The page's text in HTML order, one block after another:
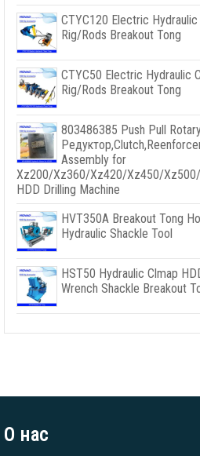
CTYC120 Electric
Rig/Rods Breakout Tong
CTYC50 Electric Hydraulic
Rig/Rods Breakout Tong
803486385 Push Pull
Редуктор,Clutch,
Assembly for
Xz200/Xz360/Xz420/Xz450/
HDD Drilling Machine
HVT350A Breakout Tong
Hydraulic Shackle Tool
HST50 Hydraulic Clmap
Wrench Shackle Breakout
О нас